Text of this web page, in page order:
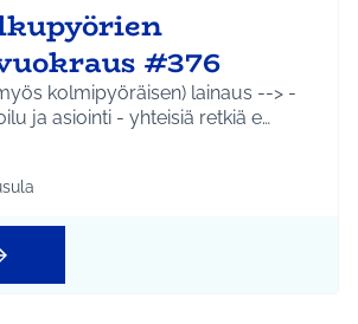
#376
kolmipyöräisen) lainaus --> -
ja asiointi - yhteisiä retkiä e…
mukaan: Hyvinvoiva Tuusula